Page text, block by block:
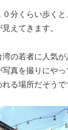
分くらい歩く
見えてきます。
湾の若者に人気
写真を撮りにや
る場所だそうで